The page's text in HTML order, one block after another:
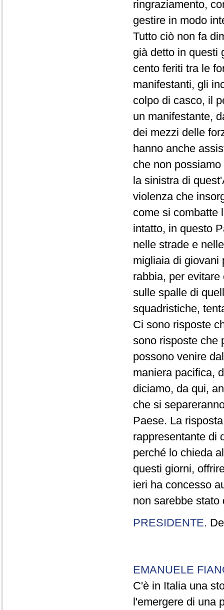
ringraziamento,
gestire in modo
Tutto ciò non fa
già detto in questi
cento feriti tra le
manifestanti, gli
colpo di casco, il
un manifestante,
dei mezzi delle
hanno anche
che non
la sinistra di
violenza che
come si combatte
intatto, in questo
nelle strade e
migliaia di giovani
rabbia, per
sulle spalle di
squadristiche,
Ci sono risposte
sono risposte che
possono venire
maniera pacifica,
diciamo, da qui,
che si
Paese. La
rappresentante di
perché lo chieda
questi giorni,
ieri ha concesso
non sarebbe stato
PRESIDENTE.
EMANUELE
C'è in Italia una
l'emergere di una